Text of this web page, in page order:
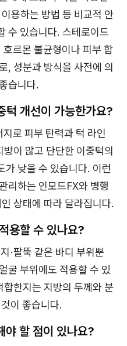
용하는 방법 등 비교적 안
수 있습니다. 스테로이드
르몬 불균형이나 피부 함
, 성분과 방식을 사전에 의
습니다.
턱 개선이 가능한가요?
로 피부 탄력과 턱 라인
이 많고 단단한 이중턱의
가 낮을 수 있습니다. 이런
리하는 인모드FX와 병행
상태에 따라 달라집니다.
용할 수 있나요?
·팔뚝 같은 바디 부위뿐
굴 부위에도 적용할 수 있
한지는 지방의 두께와 분
이 좋습니다.
야 할 점이 있나요?